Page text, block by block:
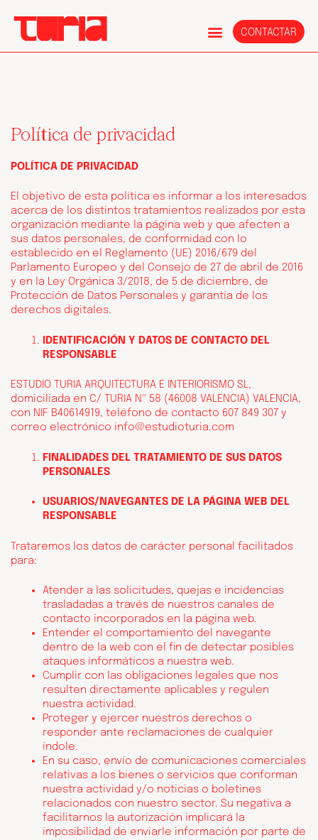
CONTACTAR
Política de privacidad
POLÍTICA DE PRIVACIDAD
El objetivo de esta política es informar a los interesados
acerca de los distintos tratamientos realizados por esta
organización mediante la página web y que afecten a
sus datos personales, de conformidad con lo
establecido en el Reglamento (UE) 2016/679 del
Parlamento Europeo y del Consejo de 27 de abril de 2016
y en la Ley Orgánica 3/2018, de 5 de diciembre, de
Protección de Datos Personales y garantía de los
derechos digitales.
IDENTIFICACIÓN Y DATOS DE CONTACTO DEL
RESPONSABLE
ESTUDIO TURIA ARQUITECTURA E INTERIORISMO SL,
domiciliada en C/ TURIA Nº 58 (46008 VALENCIA) VALENCIA,
con NIF B40614919, teléfono de contacto 607 849 307 y
correo electrónico info@estudioturia.com
FINALIDADES DEL TRATAMIENTO DE SUS DATOS
PERSONALES
USUARIOS/NAVEGANTES DE LA PÁGINA WEB DEL
RESPONSABLE
Trataremos los datos de carácter personal facilitados
para:
Atender a las solicitudes, quejas e incidencias
trasladadas a través de nuestros canales de
contacto incorporados en la página web.
Entender el comportamiento del navegante
dentro de la web con el fin de detectar posibles
ataques informáticos a nuestra web.
Cumplir con las obligaciones legales que nos
resulten directamente aplicables y regulen
nuestra actividad.
Proteger y ejercer nuestros derechos o
responder ante reclamaciones de cualquier
índole.
En su caso, envío de comunicaciones comerciales
relativas a los bienes o servicios que conforman
nuestra actividad y/o noticias o boletines
relacionados con nuestro sector. Su negativa a
facilitarnos la autorización implicará la
imposibilidad de enviarle información por parte de